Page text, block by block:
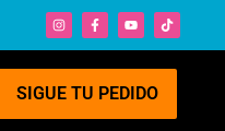
SIGUE TU PEDIDO